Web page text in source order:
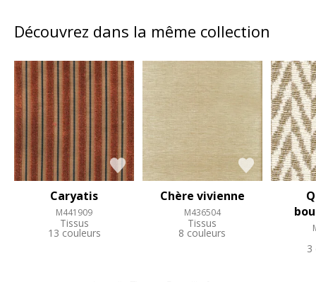
Découvrez dans la même collection
Caryatis
M441909
Tissus
13 couleurs
Chère vivienne
M436504
Tissus
8 couleurs
3